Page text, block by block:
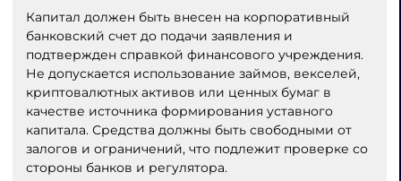
Капитал должен быть внесен на корпоративный
банковский счет до подачи заявления и
подтвержден справкой финансового учреждения.
Не допускается использование займов, векселей,
криптовалютных активов или ценных бумаг в
качестве источника формирования уставного
капитала. Средства должны быть свободными от
залогов и ограничений, что подлежит проверке со
стороны банков и регулятора.